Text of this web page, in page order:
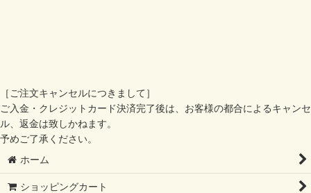
［ご注文キャンセルにつきまして］
ご入金・クレジットカード決済完了後は、お客様の都合によるキャンセ
ル、返金は致しかねます。
予めご了承ください。
ホーム
ショッピングカート